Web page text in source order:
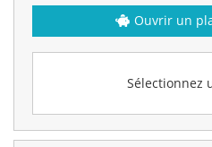
Sélectionnez
Ouvrir un